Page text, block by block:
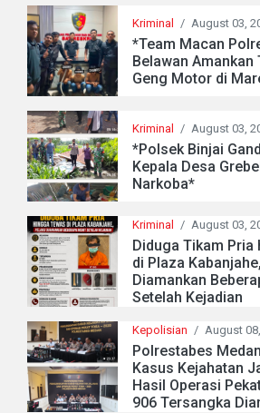
Kriminal / August 03,
*Team Macan
Belawan
Geng Motor di
Kriminal / August 03,
*Polsek Binjai
Kepala Desa
Narkoba*
Kriminal / August 03,
Diduga Tikam Pria
di Plaza
Diamankan
Setelah Kejadian
Kepolisian / August
Polrestabes
Kasus Kejahatan
Hasil Operasi
906 Tersangka